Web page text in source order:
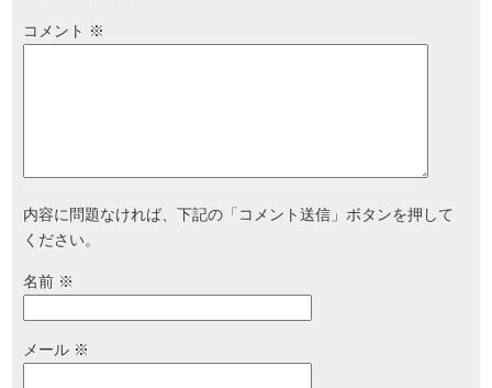
コメント ※
内容に問題なければ、下記の「コメント送信」ボタンを押して
ください。
名前 ※
メール ※